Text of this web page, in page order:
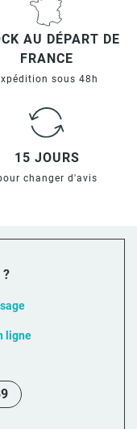
AU DÉPART DE
FRANCE
sous 48h
15 JOURS
changer d'avis
ligne